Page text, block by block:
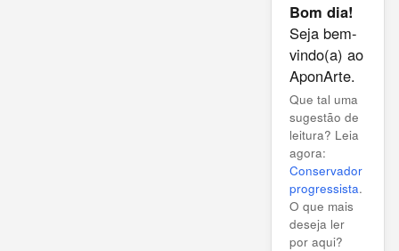
Bom dia!
Seja bem-
vindo(a) ao
AponArte.
Que tal uma
sugestão de
leitura? Leia
agora:
Conservador
progressista.
O que mais
deseja ler
por aqui?